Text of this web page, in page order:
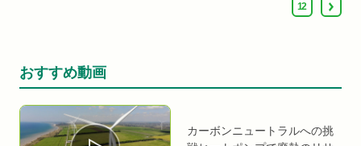
12
おすすめ動画
カーボンニュートラルへの挑